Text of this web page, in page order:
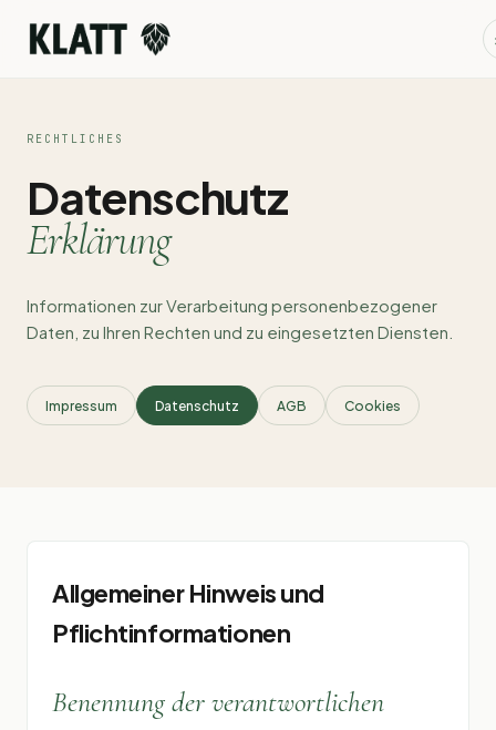
RECHTLICHES
Datenschutz
Erklärung
Informationen zur Verarbeitung personenbezogener
Daten, zu Ihren Rechten und zu eingesetzten Diensten.
Impressum Datenschutz AGB Cookies
Allgemeiner Hinweis und
Pflichtinformationen
Benennung der verantwortlichen